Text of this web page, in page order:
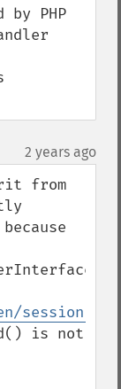
by PHP
2 years ago
from
is not